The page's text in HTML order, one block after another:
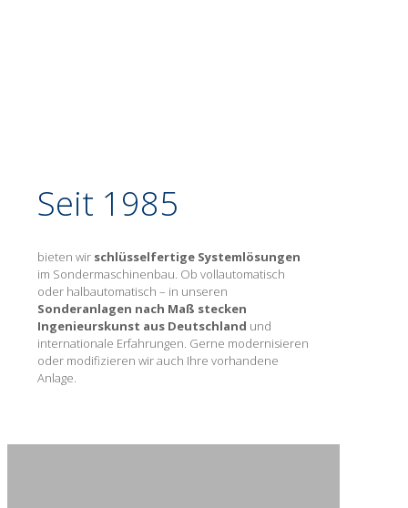
Seit 1985
bieten wir schlüsselfertige Systemlösungen
im Sondermaschinenbau. Ob vollautomatisch
oder halbautomatisch – in unseren
Sonderanlagen nach Maß stecken
Ingenieurskunst aus Deutschland und
internationale Erfahrungen. Gerne modernisieren
oder modifizieren wir auch Ihre vorhandene
Anlage.